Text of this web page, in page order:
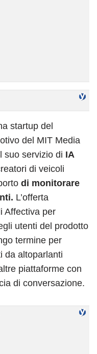
startup del
del MIT Media
suo servizio di IA
di veicoli
di monitorare
L’offerta
Affectiva per
utenti del prodotto
termine per
da altoparlanti
piattaforme con
di conversazione.